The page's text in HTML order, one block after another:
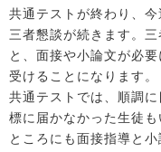
共通テストが終わり、
三者懇談が続きます。
と、面接や小論文が必
受けることになります。
共通テストでは、順調
標に届かなかった生徒
ところにも面接指導と